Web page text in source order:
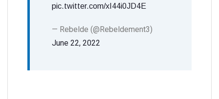
pic.twitter.com/xI44i0JD4E
— Rebelde (@Rebeldement3)
June 22, 2022